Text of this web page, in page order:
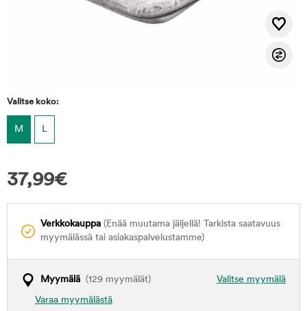
Valitse koko:
M L
37,99€
Verkkokauppa (Enää muutama jäljellä! Tarkista saatavuus
myymälässä tai asiakaspalvelustamme)
Valitse myymälä
Myymälä (129 myymälät)
Varaa myymälästä